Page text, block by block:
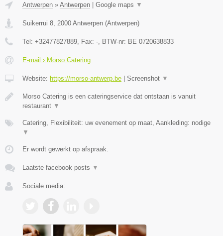
Antwerpen » Antwerpen | Google maps ▼
Suikerrui 8 2000 Antwerpen (Antwerpen)
Tel: +32477827889 , Fax: - , BTW-nr: BE 0720638833
E-mail › Morso Catering
Website: https://morso-antwerp.be | Screenshot ▼
Morso Catering is een cateringservice dat ontstaan is vanuit
restaurant ▼
Catering, Flexibiliteit: uw evenement op maat, Aankleding: nodige
▼
Er wordt gewerkt op afspraak.
Laatste facebook posts ▼
Sociale media: